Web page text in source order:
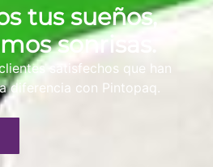
tus sueños,
sonrisas.
satisfechos que han
diferencia con Pintopaq.